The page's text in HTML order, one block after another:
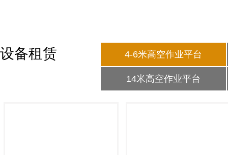
设备租赁 4-6米高空作业平台
14米高空作业平台